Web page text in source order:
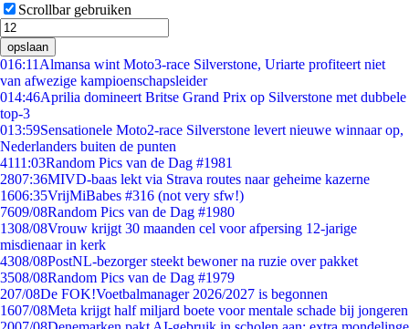
Scrollbar gebruiken
opslaan
016:11 Almansa wint Moto3-race Silverstone, Uriarte profiteert niet
van afwezige kampioenschapsleider
014:46Aprilia domineert Britse Grand Prix op Silverstone met dubbele
top-3
013:59Sensationele Moto2-race Silverstone levert nieuwe winnaar op,
Nederlanders buiten de punten
4111:03Random Pics van de Dag #1981
2807:36MIVD-baas lekt via Strava routes naar geheime kazerne
1606:35VrijMiBabes #316 (not very sfw!)
7609/08Random Pics van de Dag #1980
1308/08Vrouw krijgt 30 maanden cel voor afpersing 12-jarige
misdienaar in kerk
4308/08PostNL-bezorger steekt bewoner na ruzie over pakket
3508/08Random Pics van de Dag #1979
207/08De FOK!Voetbalmanager 2026/2027 is begonnen
1607/08Meta krijgt half miljard boete voor mentale schade bij jongeren